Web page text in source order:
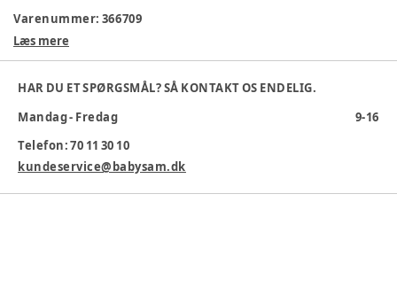
Varenummer: 366709
Læs mere
HAR DU ET SPØRGSMÅL? SÅ KONTAKT OS ENDELIG.
Mandag - Fredag
9-16
Telefon: 70 11 30 10
kundeservice@babysam.dk